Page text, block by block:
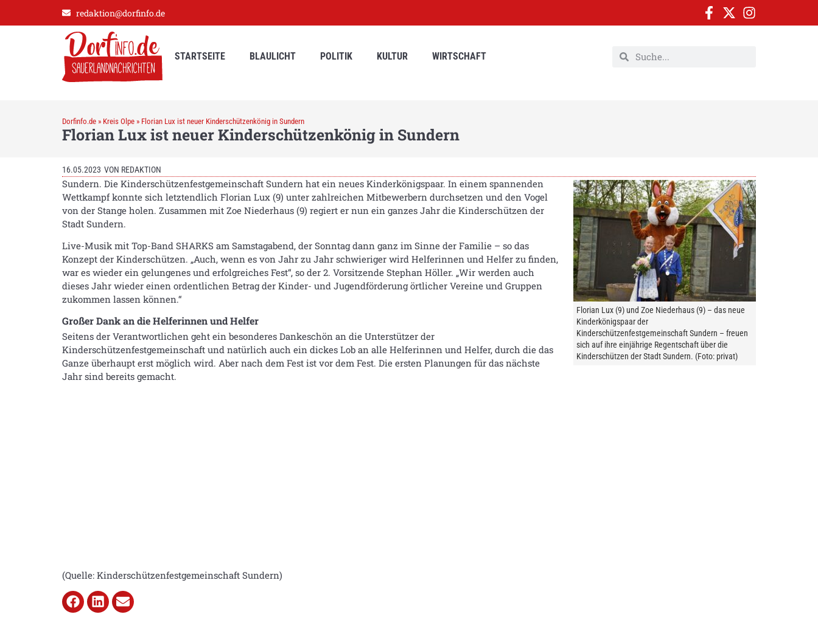
redaktion@dorfinfo.de
STARTSEITE BLAULICHT POLITIK KULTUR WIRTSCHAFT
Dorfinfo.de » Kreis Olpe » Florian Lux ist neuer Kinderschützenkönig in Sundern
Florian Lux ist neuer Kinderschützenkönig in Sundern
16.05.2023 VON REDAKTION
Florian Lux (9) und Zoe Niederhaus (9) – das neue
Kinderkönigspaar der
Kinderschützenfestgemeinschaft Sundern – freuen
sich auf ihre einjährige Regentschaft über die
Kinderschützen der Stadt Sundern. (Foto: privat)
Sundern. Die Kinderschützenfestgemeinschaft Sundern hat ein neues Kinderkönigspaar. In einem spannenden
Wettkampf konnte sich letztendlich Florian Lux (9) unter zahlreichen Mitbewerbern durchsetzen und den Vogel
von der Stange holen. Zusammen mit Zoe Niederhaus (9) regiert er nun ein ganzes Jahr die Kinderschützen der
Stadt Sundern.
Live-Musik mit Top-Band SHARKS am Samstagabend, der Sonntag dann ganz im Sinne der Familie – so das
Konzept der Kinderschützen. „Auch, wenn es von Jahr zu Jahr schwieriger wird Helferinnen und Helfer zu finden,
war es wieder ein gelungenes und erfolgreiches Fest“, so der 2. Vorsitzende Stephan Höller. „Wir werden auch
dieses Jahr wieder einen ordentlichen Betrag der Kinder- und Jugendförderung örtlicher Vereine und Gruppen
zukommen lassen können.“
Großer Dank an die Helferinnen und Helfer
Seitens der Verantwortlichen geht ein besonderes Dankeschön an die Unterstützer der
Kinderschützenfestgemeinschaft und natürlich auch ein dickes Lob an alle Helferinnen und Helfer, durch die das
Ganze überhaupt erst möglich wird. Aber nach dem Fest ist vor dem Fest. Die ersten Planungen für das nächste
Jahr sind bereits gemacht.
(Quelle: Kinderschützenfestgemeinschaft Sundern)